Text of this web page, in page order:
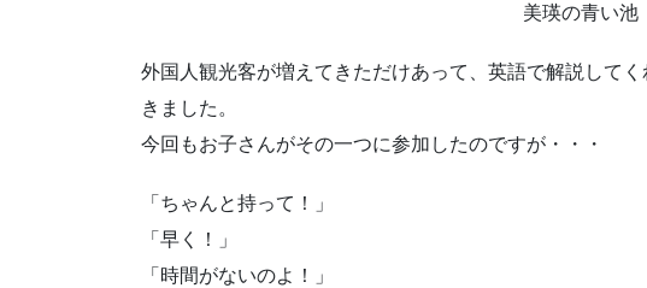
美瑛の青い池
外国人観光客が増えてきただけあって、英語で解説して
きました。
今回もお子さんがその一つに参加したのですが・・・
「ちゃんと持って！」
「早く！」
「時間がないのよ！」